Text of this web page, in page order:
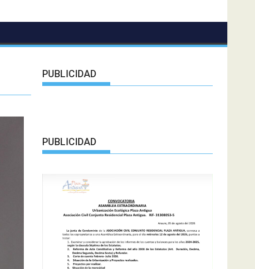
PUBLICIDAD
PUBLICIDAD